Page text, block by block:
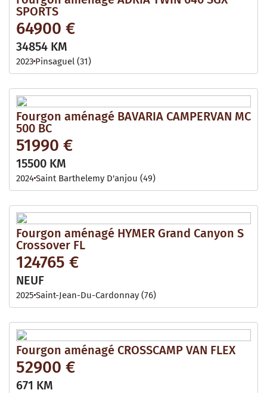
SPORTS
64900 €
34854 KM
2023 Pinsaguel (31)
Fourgon aménagé BAVARIA CAMPERVAN MC
500 BC
51990 €
15500 KM
2024Saint Barthelemy D'anjou (49)
Fourgon aménagé HYMER Grand Canyon S
Crossover FL
124765 €
NEUF
2025 Saint-Jean-Du-Cardonnay (76)
Fourgon aménagé CROSSCAMP VAN FLEX
52900 €
671 KM